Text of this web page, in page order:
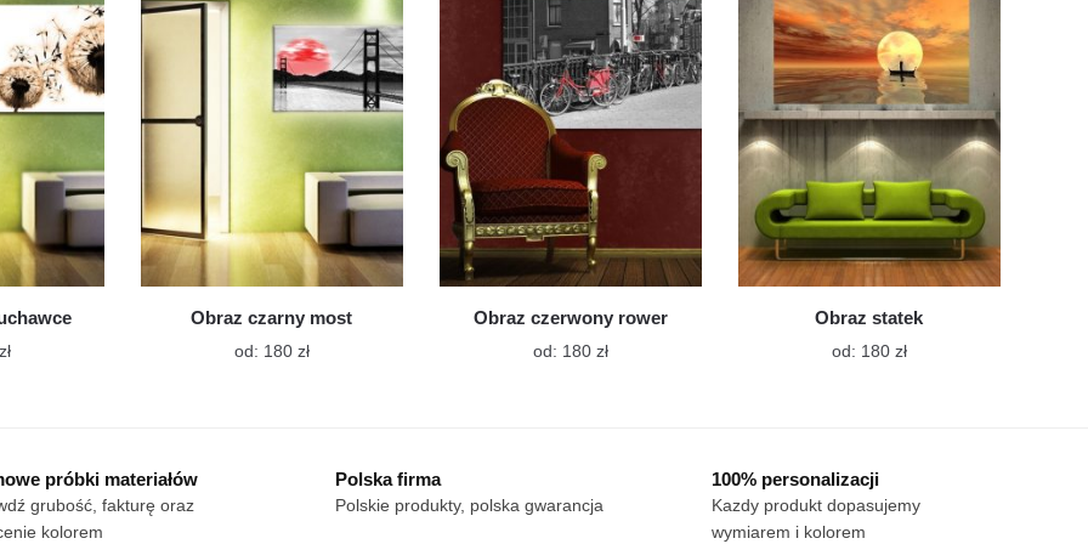
Opcje
można
wybrać
na
Opcje
można
wybrać
stronie
Opcje
można
wybrać
na
stronie
produktu
Opcje
można
wybrać
na
stronie
produktu
złTen
Opcje
można
wybrać
Obraz czarny most
od: 180 złTen
Opcje
można
Obraz czerwony rower
od: 180 złTen
Obraz statek
od: 180 złTen
można
próbki materiałów
grubość, fakturę oraz
kolorem
Polska firma
Polskie produkty, polska gwarancja
100% personalizacji
Kazdy produkt dopasujemy
wymiarem i kolorem